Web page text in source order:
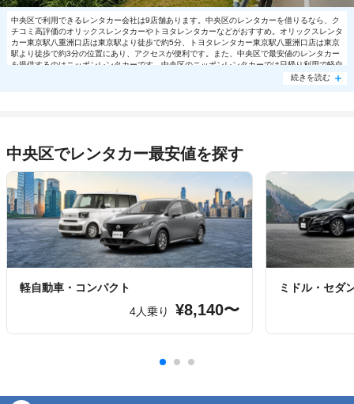
中央区で利用できるレンタカー会社は9店舗あります。中央区のレンタカーを借りるなら、ク
チコミ高評価のオリックスレンタカーやトヨタレンタカーなどがおすすめ。オリックスレンタ
カー東京駅八重洲口店は東京駅より徒歩で約5分、トヨタレンタカー東京駅八重洲口店は東京
駅より徒歩で約3分の位置にあり、アクセスが便利です。また、中央区で最安値のレンタカー
を提供するのはニッポンレンタカーです。中央区のニッポンレンタカーでは日帰り利用で軽自
動車8140円～の格安で利用できます。中央区で大人気の格安レンタカーは売り切れる場合も
続きを読む
中央区でレンタカー最安値を探す
軽自動車・コンパクト
4人乗り
¥8,140〜
ミドル・セダ